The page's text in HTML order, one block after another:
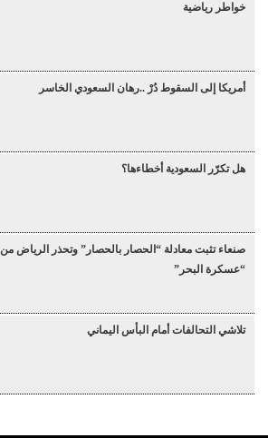
خواطر رياضية
أمريكا إلى السقوط دُرْ ..رهان السعودي الخاسر
هل تكرّر السعودية أخطاءها؟
صنعاء تثبت معادلة “الحصار بالحصار” وتحذر الرياض من
“عسكرة البحر”
تلاشي التحالفات أمام البأس اليماني